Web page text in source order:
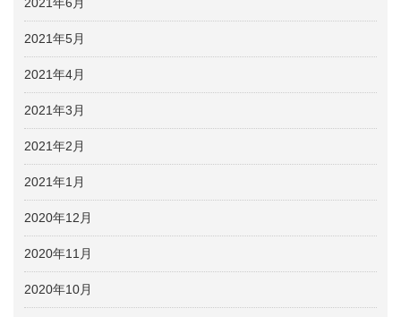
2021年5月
2021年4月
2021年3月
2021年2月
2021年1月
2020年12月
2020年11月
2020年10月